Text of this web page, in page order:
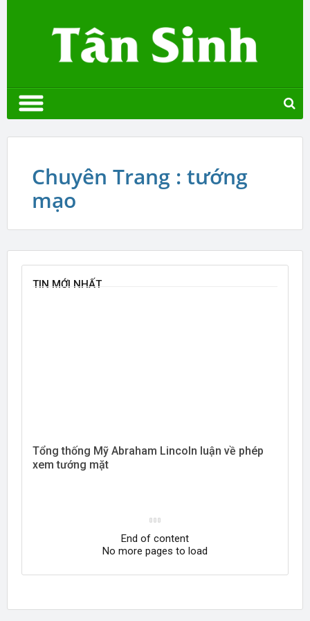
Chuyên Trang : tướng
mạo
TIN MỚI NHẤT
Tổng thống Mỹ Abraham Lincoln luận về phép
xem tướng mặt
End of content
No more pages to load